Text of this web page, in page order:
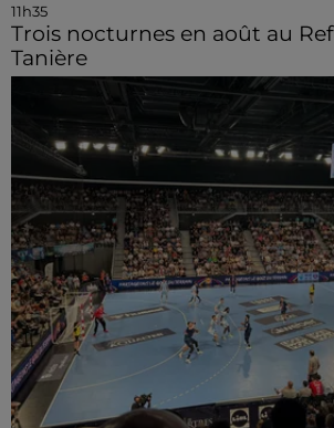
11h35
Trois nocturnes en août au
Tanière